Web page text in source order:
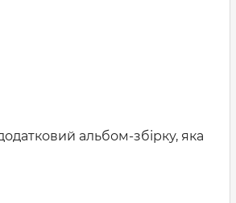
альбом-збірку, яка